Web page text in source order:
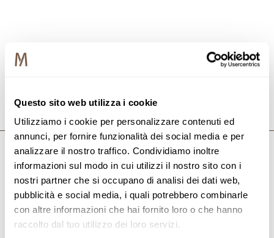
Questo sito web utilizza i cookie
Utilizziamo i cookie per personalizzare contenuti ed
annunci, per fornire funzionalità dei social media e per
analizzare il nostro traffico. Condividiamo inoltre
informazioni sul modo in cui utilizzi il nostro sito con i
nostri partner che si occupano di analisi dei dati web,
pubblicità e social media, i quali potrebbero combinarle
con altre informazioni che hai fornito loro o che hanno
raccolto dal tuo utilizzo dei loro servizi.
Suscríbete al boletín
¡Sea parte de la comunidad Pasta
Mancini y manténgase siempre